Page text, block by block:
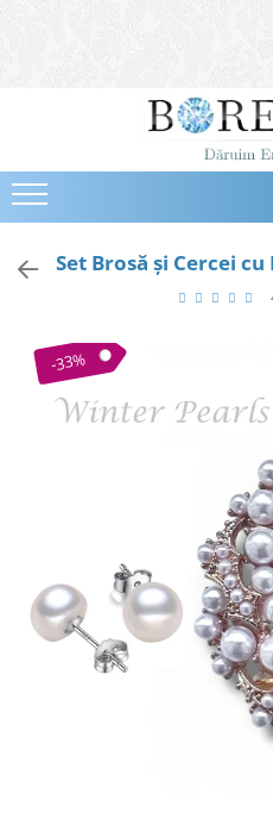
Bijuterii
Cercei
Bratari
Coliere
Tiare
Destinatari
Bijuterii Femei
Cele mai noi
Cele mai vandute
Cele mai votate
Set Brosă și Cercei
-33%